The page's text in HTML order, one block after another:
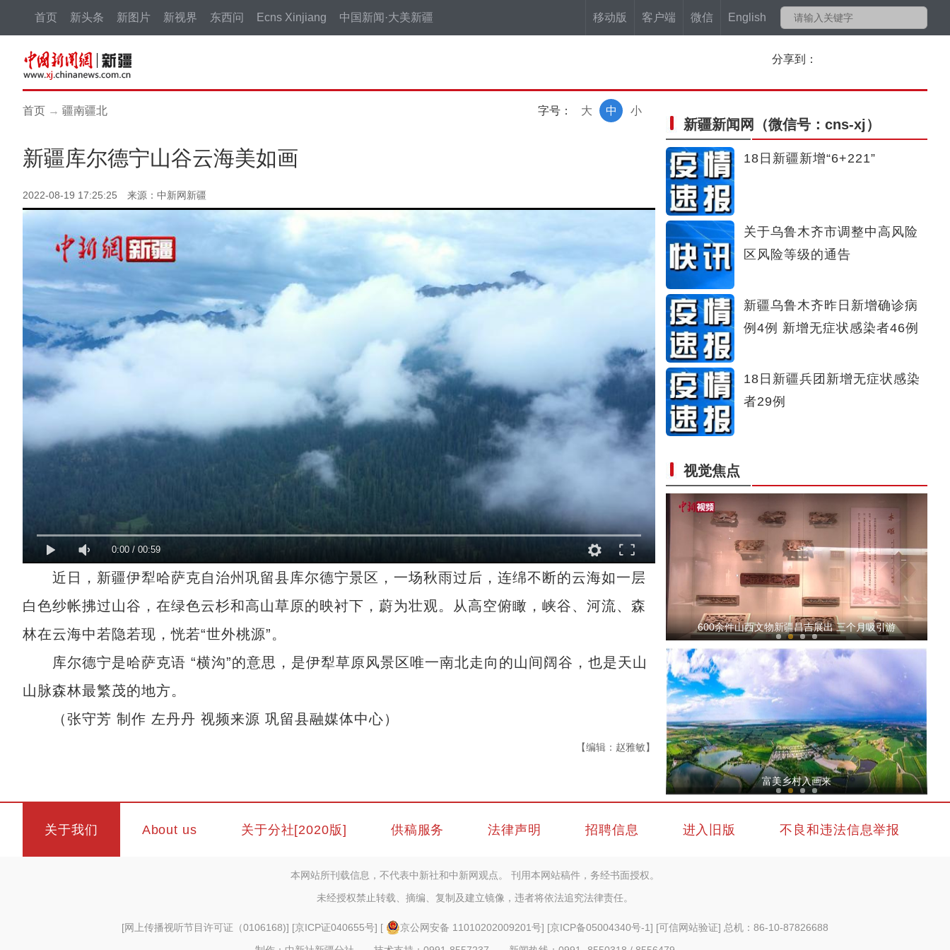
移动版 客户端 微信 English
首页 新头条 新图片 新视界 东西问 Ecns Xinjiang 中国新闻·大美新疆
分享到：
首页 → 疆南疆北 字号： 小
中
大
新疆库尔德宁山谷云海美如画
2022-08-19 17:25:25 来源：中新网新疆
0:00 / 00:59
近日，新疆伊犁哈萨克自治州巩留县库尔德宁景区，一场秋雨过后，连绵不断的云海如一层
白色纱帐拂过山谷，在绿色云杉和高山草原的映衬下，蔚为壮观。从高空俯瞰，峡谷、河流、森
林在云海中若隐若现，恍若“世外桃源”。
库尔德宁是哈萨克语 “横沟”的意思，是伊犁草原风景区唯一南北走向的山间阔谷，也是天山
山脉森林最繁茂的地方。
（张守芳 制作 左丹丹 视频来源 巩留县融媒体中心）
【编辑：赵雅敏】
新疆新闻网 （微信号：cns-xj）
18日新疆新增“6+221”
关于乌鲁木齐市调整中高风险
区风险等级的通告
新疆乌鲁木齐昨日新增确诊病
例4例 新增无症状感染者46例
18日新疆兵团新增无症状感染
者29例
视觉焦点
点赞！第六师红旗农场九连党员志愿者“公主
超暖MV！送给新疆生产建设兵团第十二师每
600余件山西文物新疆昌吉展出 三个月吸引游
新疆和田市：鲜桃喜丰收 助力民众增收
点赞！第六师红旗农场九连党员志愿者“公主
富美乡村入画来
关于我们 About us 关于分社[2020版] 供稿服务 法律声明 招聘信息 进入旧版 不良和违法信息举报
本网站所刊载信息，不代表中新社和中新网观点。 刊用本网站稿件，务经书面授权。
未经授权禁止转载、摘编、复制及建立镜像，违者将依法追究法律责任。
[网上传播视听节目许可证（0106168)] [京ICP证040655号] [ 京公网安备 11010202009201号] [京ICP备05004340号-1] [可信网站验证] 总机：86-10-87826688